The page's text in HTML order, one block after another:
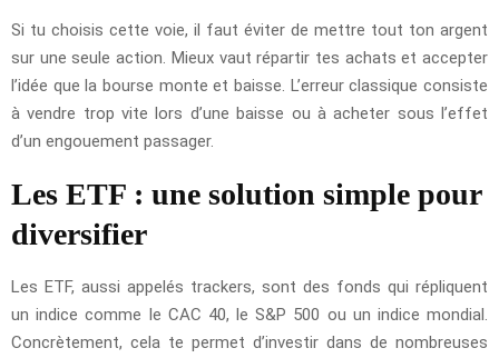
Si tu choisis cette voie, il faut éviter de mettre tout ton argent
sur une seule action. Mieux vaut répartir tes achats et accepter
l’idée que la bourse monte et baisse. L’erreur classique consiste
à vendre trop vite lors d’une baisse ou à acheter sous l’effet
d’un engouement passager.
Les ETF : une solution simple pour
diversifier
Les ETF, aussi appelés trackers, sont des fonds qui répliquent
un indice comme le CAC 40, le S&P 500 ou un indice mondial.
Concrètement, cela te permet d’investir dans de nombreuses